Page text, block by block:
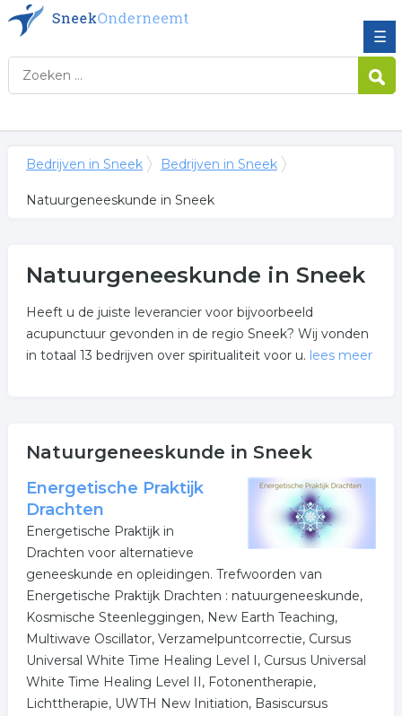
☰
Bedrijven in Sneek Bedrijven in Sneek
Natuurgeneeskunde in Sneek
Natuurgeneeskunde in Sneek
Heeft u de juiste leverancier voor bijvoorbeeld
acupunctuur gevonden in de regio Sneek? Wij vonden
in totaal 13 bedrijven over spiritualiteit voor u. lees meer
De bedrijven in onderstaande lijst bevinden zich in of in
de omgeving van Sneek en behoren tot de categorie
spiritualiteit.
Klik op een van onderstaande links uit de rubriek reiki
voor meer informatie. Hier vindt u ook de
contactgegevens van de onderneming reiki uit Sneek.
Meer bedrijven in Sneek
Wij vonden meer informatie over natuurgeneeskunde.
De volgende trefwoorden vallen ook onder deze
bedrijven rubriek:
Natuurgeneeskunde in Sneek
Energetische Praktijk
Drachten
Energetische Praktijk in
Drachten voor alternatieve
geneeskunde en opleidingen. Trefwoorden van
Energetische Praktijk Drachten : natuurgeneeskunde,
Kosmische Steenleggingen, New Earth Teaching,
Multiwave Oscillator, Verzamelpuntcorrectie, Cursus
Universal White Time Healing Level I, Cursus Universal
White Time Healing Level II, Fotonentherapie,
Lichttherapie, UWTH New Initiation, Basiscursus